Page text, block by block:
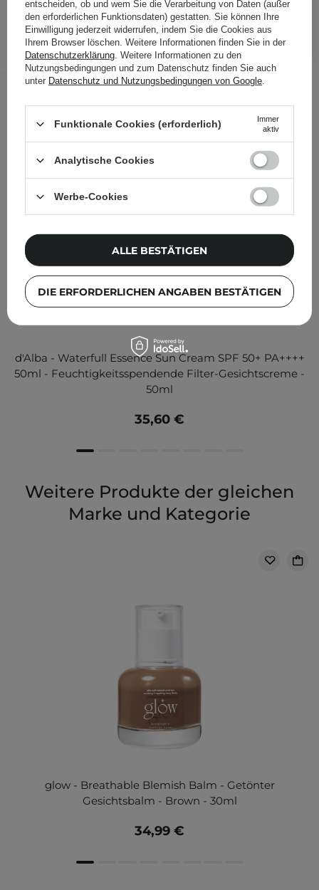
/ Stk.
IN DEN WARENKORB
Folgende Produkte wurden von
anderen Kunden geprüft
d'Alba - Waterfull Essence Sun Cream SPF 50+ PA++++
50ml - Feuchtigkeitsspendende Filter-Gesichtscreme -
50ml
35,60 €
Weitere Produkte der gleichen
Marke und Kategorie
glow - Breathable Blemish Balm - Getönter
Gesichtsbalm - Brown - 30ml
34,99 €
entscheiden, ob und wem Sie die Verarbeitung von Daten (außer
den erforderlichen Funktionsdaten) gestatten. Sie können Ihre
Einwilligung jederzeit widerrufen, indem Sie die Cookies aus
Ihrem Browser löschen. Weitere Informationen finden Sie in der
Datenschutzerklärung . Weitere Informationen zu den
Nutzungsbedingungen und zum Datenschutz finden Sie auch
unter Datenschutz und Nutzungsbedingungen von Google
Funktionale Cookies (erforderlich)
Immer
aktiv
Analytische Cookies
Werbe-Cookies
DIE ERFORDERLICHEN ANGABEN BESTÄTIGEN
ALLE BESTÄTIGEN